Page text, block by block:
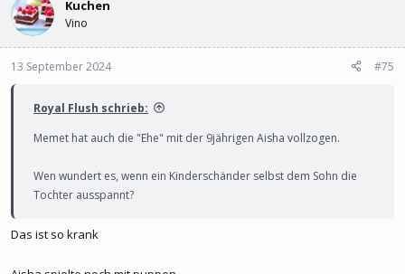
Kuchen
Vino
13 September 2024 #75
Royal Flush schrieb:
Memet hat auch die "Ehe" mit der 9jährigen Aisha vollzogen.
Wen wundert es, wenn ein Kinderschänder selbst dem Sohn die
Tochter ausspannt?
Das ist so krank